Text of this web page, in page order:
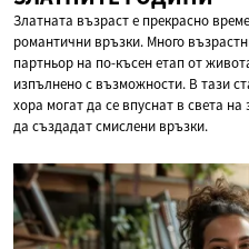
Златната възраст е прекрасно
романтични връзки. Много
партньор на по-късен етап от
изпълнено с възможности. В тази
хора могат да се впуснат в света
да създадат смислени връзки.